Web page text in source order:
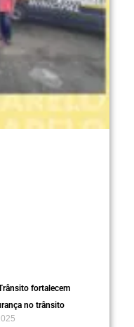
fortalecem
no trânsito